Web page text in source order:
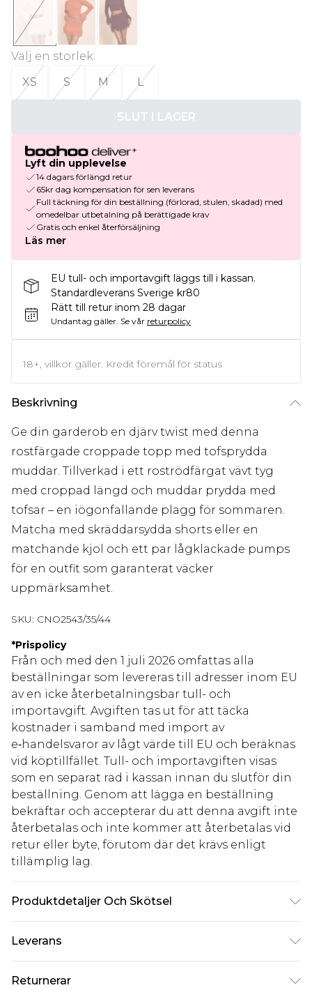
Välj en storlek:
XS
S M L
SLUT I LAGER
Lyft din upplevelse
14 dagars förlängd retur
65kr dag kompensation för sen leverans
Full täckning för din beställning (förlorad, stulen, skadad) med
omedelbar utbetalning på berättigade krav
Gratis och enkel återförsäljning
Läs mer
EU tull- och importavgift läggs till i kassan.
Standardleverans Sverige kr80
Rätt till retur inom 28 dagar
Undantag gäller. Se vår returpolicy
18+, villkor gäller. Kredit föremål för status
Beskrivning
Ge din garderob en djärv twist med denna
rostfärgade croppade topp med tofsprydda
muddar. Tillverkad i ett roströdfärgat vävt tyg
med croppad längd och muddar prydda med
tofsar – en iögonfallande plagg för sommaren.
Matcha med skräddarsydda shorts eller en
matchande kjol och ett par lågklackade pumps
för en outfit som garanterat väcker
uppmärksamhet.
SKU: CNO2543/35/44
*Prispolicy
Från och med den 1 juli 2026 omfattas alla
beställningar som levereras till adresser inom EU
av en icke återbetalningsbar tull- och
importavgift. Avgiften tas ut för att täcka
kostnader i samband med import av
e‑handelsvaror av lågt värde till EU och beräknas
vid köptillfället. Tull- och importavgiften visas
som en separat rad i kassan innan du slutför din
beställning. Genom att lägga en beställning
bekräftar och accepterar du att denna avgift inte
återbetalas och inte kommer att återbetalas vid
retur eller byte, förutom där det krävs enligt
tillämplig lag.
Produktdetaljer Och Skötsel
Leverans
Standardleverans Sverige
kr80
Returnerar